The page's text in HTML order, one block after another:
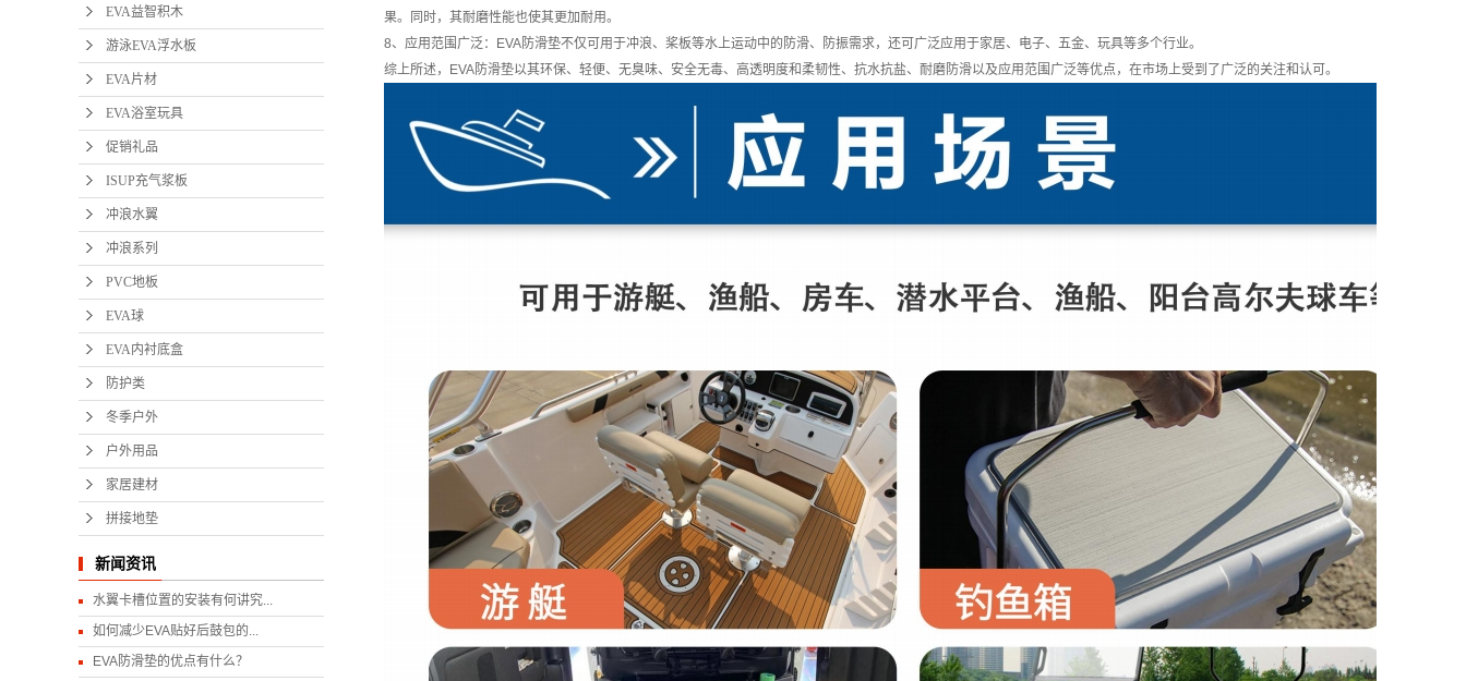
EVA球
EVA内衬底盒
防护类
EVA益智积木
游泳EVA浮水板
EVA片材
EVA浴室玩具
促销礼品
ISUP充气浆板
冲浪水翼
冲浪系列
PVC地板
EVA球
EVA内衬底盒
防护类
冬季户外
户外用品
家居建材
拼接地垫
新闻资讯
水翼卡槽位置的安装有何讲究...
如何减少EVA贴好后鼓包的...
EVA防滑垫的优点有什么？
果。同时，其耐磨性能也使其更加耐用。
8、应用范围广泛 ：EVA防滑垫不仅可用于冲浪、桨板等水上运动中的防滑、防振需求，还可广泛应用于家居、电子、五金、玩具等多个行业。
综上所述，EVA防滑垫以其环保、轻便、无臭味、安全无毒、高透明度和柔韧性、抗水抗盐、耐磨防滑以及应用范围广泛等优点，在市场上受到了广泛的关注和认可。